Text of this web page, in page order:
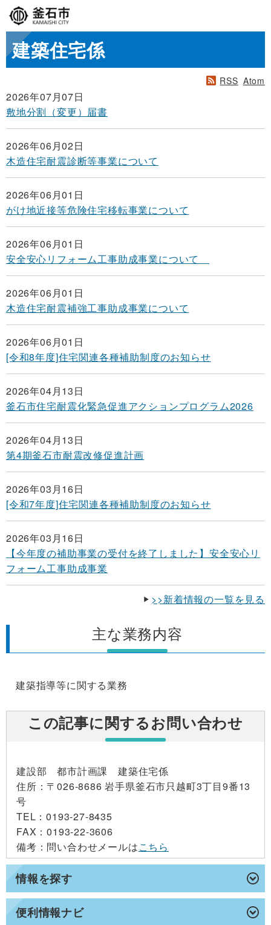
情報を探す
便利情報ナビ
建築住宅係
RSS Atom
2026年07月07日
敷地分割（変更）届書
2026年06月02日
木造住宅耐震診断等事業について
2026年06月01日
がけ地近接等危険住宅移転事業について
2026年06月01日
安全安心リフォーム工事助成事業について
2026年06月01日
木造住宅耐震補強工事助成事業について
2026年06月01日
[令和8年度]住宅関連各種補助制度のお知らせ
2026年04月13日
釜石市住宅耐震化緊急促進アクションプログラム2026
2026年04月13日
第4期釜石市耐震改修促進計画
2026年03月16日
[令和7年度]住宅関連各種補助制度のお知らせ
2026年03月16日
【今年度の補助事業の受付を終了しました】安全安心リ
フォーム工事助成事業
>>新着情報の一覧を見る
主な業務内容
建築指導等に関する業務
この記事に関するお問い合わせ
建設部 都市計画課 建築住宅係
住所 ：〒026-8686 岩手県釜石市只越町3丁目9番13
号
TEL ：0193-27-8435
FAX ：0193-22-3606
備考 ：問い合わせメールはこちら